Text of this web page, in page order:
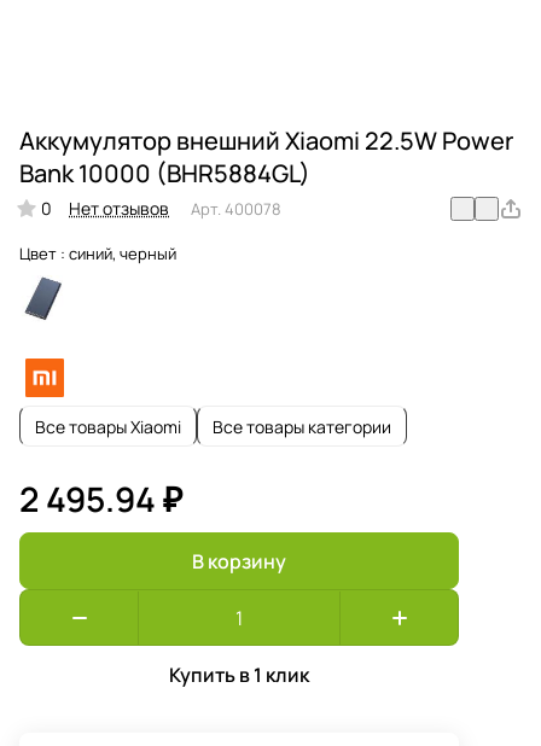
Аккумулятор внешний Xiaomi 22.5W Power
Bank 10000 (BHR5884GL)
0 Нет отзывов Арт. 400078
Цвет : синий, черный
Все товары Xiaomi Все товары категории
2 495.94 ₽
В корзину
Купить в 1 клик